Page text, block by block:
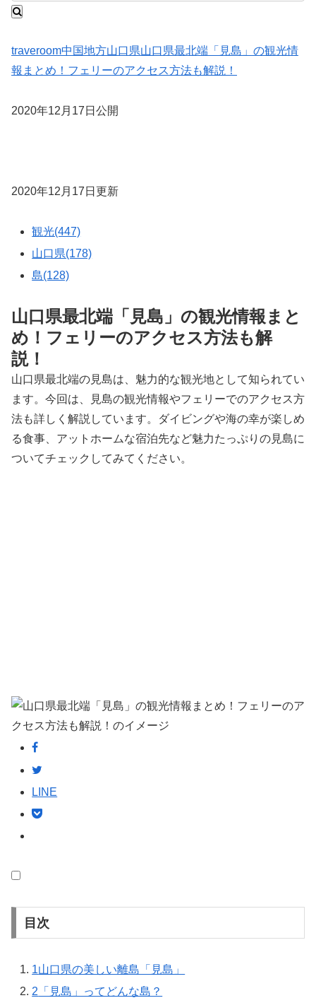
traveroom中国地方山口県山口県最北端「見島」の観光情
報まとめ！フェリーのアクセス方法も解説！
2020年12月17日公開
2020年12月17日更新
観光(447)
山口県(178)
島(128)
山口県最北端「見島」の観光情報まと
め！フェリーのアクセス方法も解
説！
山口県最北端の見島は、魅力的な観光地として知られてい
ます。今回は、見島の観光情報やフェリーでのアクセス方
法も詳しく解説しています。ダイビングや海の幸が楽しめ
る食事、アットホームな宿泊先など魅力たっぷりの見島に
ついてチェックしてみてください。
LINE
目次
1山口県の美しい離島「見島」
2 「見島」ってどんな島？